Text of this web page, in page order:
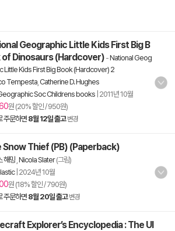
Geographic Little Kids First Big B
of Dinosaurs (Hardcover) -National Geog
Little Kids First Big Book (Hardcover) 2
Tempesta Catherine D. Hughes
Soc Childrens books 2011년 10월
원 (20% 할인 / 950원)
주문하면8월 12일 출고 변경
Snow Thief (PB) (Paperback)
해밍 Nicola Slater(그림)
| 2024년 10월
원 (18% 할인 / 790원)
주문하면8월 20일 출고 변경
Explorer’s Encyclopedia : The Ul